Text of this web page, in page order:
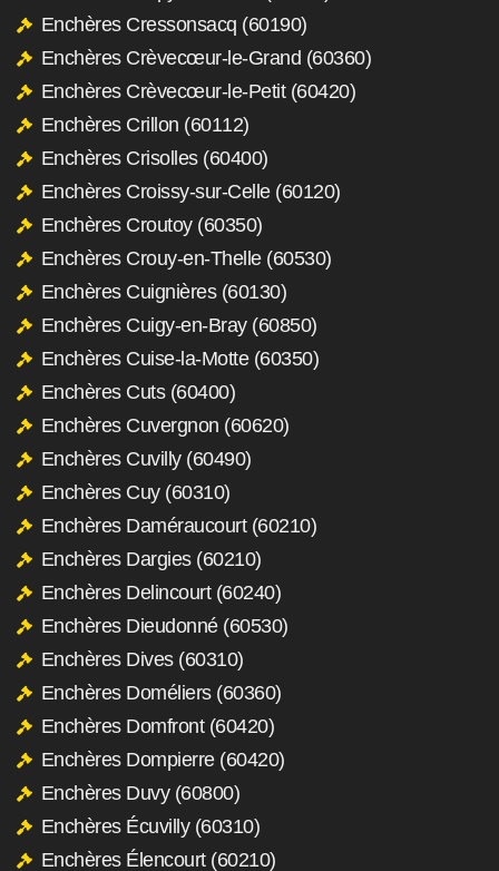
Enchères Cressonsacq (60190)
Enchères Crèvecœur-le-Grand (60360)
Enchères Crèvecœur-le-Petit (60420)
Enchères Crillon (60112)
Enchères Crisolles (60400)
Enchères Croissy-sur-Celle (60120)
Enchères Croutoy (60350)
Enchères Crouy-en-Thelle (60530)
Enchères Cuignières (60130)
Enchères Cuigy-en-Bray (60850)
Enchères Cuise-la-Motte (60350)
Enchères Cuts (60400)
Enchères Cuvergnon (60620)
Enchères Cuvilly (60490)
Enchères Cuy (60310)
Enchères Daméraucourt (60210)
Enchères Dargies (60210)
Enchères Delincourt (60240)
Enchères Dieudonné (60530)
Enchères Dives (60310)
Enchères Doméliers (60360)
Enchères Domfront (60420)
Enchères Dompierre (60420)
Enchères Duvy (60800)
Enchères Écuvilly (60310)
Enchères Élencourt (60210)